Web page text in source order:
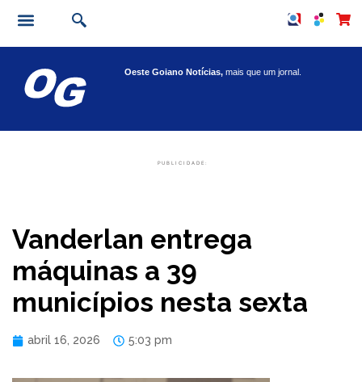
Oeste Goiano Notícias,mais que um jornal.
PUBLICIDADE:
Vanderlan entrega
máquinas a 39
municípios nesta sexta
abril 16, 2026 5:03 pm